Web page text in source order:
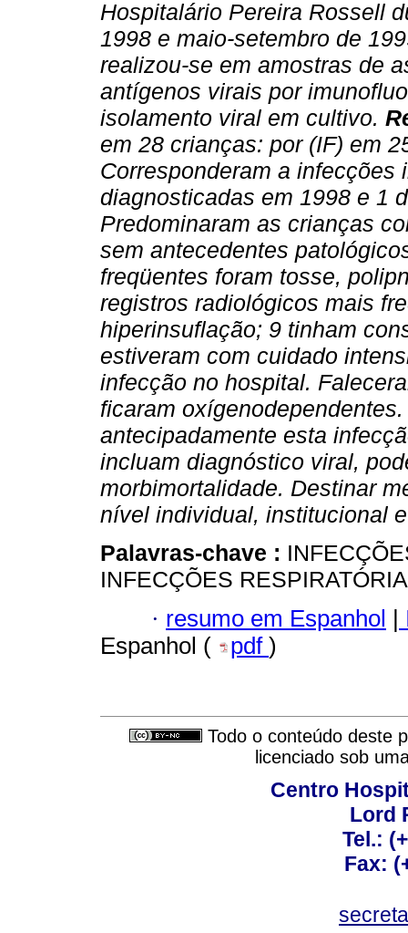
Hospitalário Pereira Rossell
1998 e maio-setembro de
realizou-se em amostras de
antígenos virais por
isolamento viral em cultivo.
em 28 crianças: por (IF) em
Corresponderam a infecções
diagnosticadas em 1998 e 1
Predominaram as crianças
sem antecedentes
freqüentes foram tosse,
registros radiológicos mais
hiperinsuflação; 9 tinham
estiveram com cuidado
infecção no hospital.
ficaram
antecipadamente esta
incluam diagnóstico viral,
morbimortalidade. Destinar
nível individual, institucional
Palavras-chave :
INFECÇÕES
· resumo em Espanhol |
Espanhol (
pdf )
Todo o conteúdo deste
licenciado sob
Centro
Lord
Tel.:
Fax: